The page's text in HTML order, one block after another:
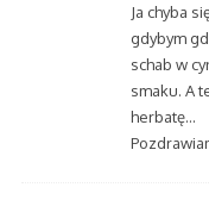
Ja chyba
gdybym
schab w
smaku. A
herbatę…